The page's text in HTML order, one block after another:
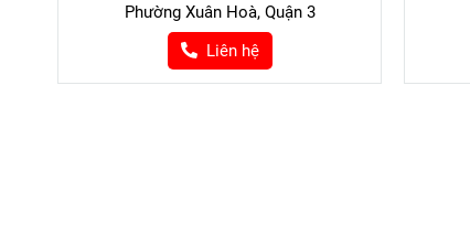
Phường Xuân Hoà, Quận 3
Liên hệ